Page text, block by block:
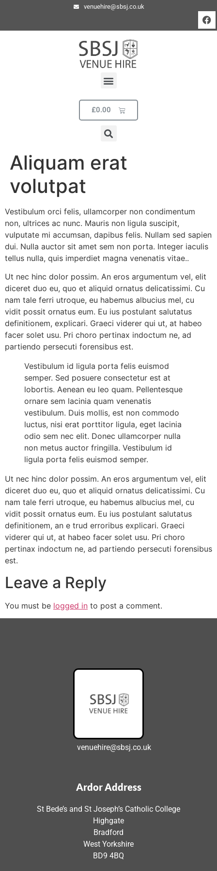
venuehire@sbsj.co.uk
£0.00
Aliquam erat
volutpat
Vestibulum orci felis, ullamcorper non condimentum
non, ultrices ac nunc. Mauris non ligula suscipit,
vulputate mi accumsan, dapibus felis. Nullam sed sapien
dui. Nulla auctor sit amet sem non porta. Integer iaculis
tellus nulla, quis imperdiet magna venenatis vitae..
Ut nec hinc dolor possim. An eros argumentum vel, elit
diceret duo eu, quo et aliquid ornatus delicatissimi. Cu
nam tale ferri utroque, eu habemus albucius mel, cu
vidit possit ornatus eum. Eu ius postulant salutatus
definitionem, explicari. Graeci viderer qui ut, at habeo
facer solet usu. Pri choro pertinax indoctum ne, ad
partiendo persecuti forensibus est.
Vestibulum id ligula porta felis euismod
semper. Sed posuere consectetur est at
lobortis. Aenean eu leo quam. Pellentesque
ornare sem lacinia quam venenatis
vestibulum. Duis mollis, est non commodo
luctus, nisi erat porttitor ligula, eget lacinia
odio sem nec elit. Donec ullamcorper nulla
non metus auctor fringilla. Vestibulum id
ligula porta felis euismod semper.
Ut nec hinc dolor possim. An eros argumentum vel, elit
diceret duo eu, quo et aliquid ornatus delicatissimi. Cu
nam tale ferri utroque, eu habemus albucius mel, cu
vidit possit ornatus eum. Eu ius postulant salutatus
definitionem, an e trud erroribus explicari. Graeci
viderer qui ut, at habeo facer solet usu. Pri choro
pertinax indoctum ne, ad partiendo persecuti forensibus
est.
Leave a Reply
You must be logged in to post a comment.
venuehire@sbsj.co.uk
Ardor Address
St Bede’s and St Joseph’s Catholic College
Highgate
Bradford
West Yorkshire
BD9 4BQ